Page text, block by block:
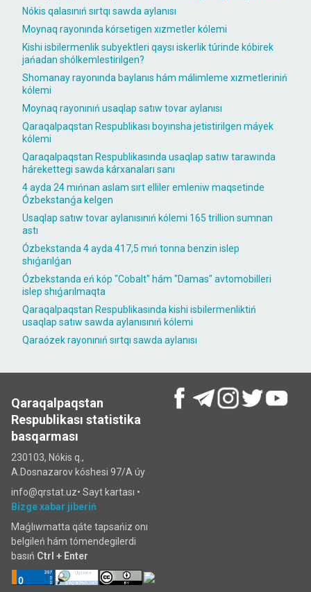
Nókis qalasınıń sırtqı sawda aylanısı
Moynaq rayonında kórsetigen xızmetler kólemi
Kishi isbilermenlik subyektleri qaysı iskerlik túrinde kóbirek
jańadan shólkemlestirilgen?
Shomanay rayonında baylanıs hám málimleme xızmetleriniń
kólemi
Moynaq rayonınıń usaqlap satıw tovar aylanısı
Qaraqalpaqstan Respublikası boyınsha jetistirilgen máyek
kólemi
Qaraqalpaqstan Respublikasında usaqlap satıw tarawında
hárekettegi sawda kárxanaları sanı
4 ayda 24 mıńnan aslam sırt elliler emleniw maqsetinde
Ózbekstanǵa kelgen
Usaqlap satıw tovar aylanısınıń kólemi 165 trillion sumnan
astı
Ózbekstanda 4 ayda 417,5 mıń tonna benzin islep
shıǵarılǵan
Ózbekstanda eń kóp "Cobalt" hám "Damas" avtomobilleri
islep shıǵarılmaqta
Qaraqalpaqstan Respublikasında kishi isbilermenliktiń
usaqlap satıw sawda aylanısınıń kólemi
Qaraózek rayonınıń sırtqı sawda aylanısı
Qaraqalpaqstan
Respublikası statistika
basqarması
230103, Nókis q.,
A.Dosnazarov kóshesi 97/A úy
info@qrstat.uz• Sayt kartası •
Bizge xabar jiberiń
Maǵlıwmatta qáte tapsańiz onı
belgileń hám tómendegilerdi
basıń Ctrl + Enter